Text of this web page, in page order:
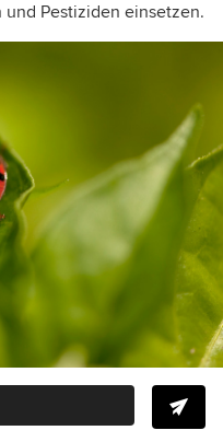
Pestiziden einsetzen.